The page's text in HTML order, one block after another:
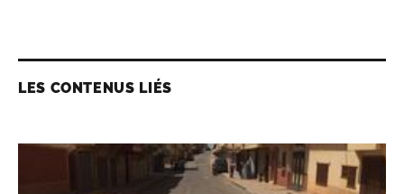
LES CONTENUS LIÉS